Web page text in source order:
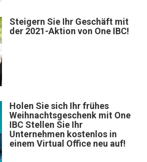
Steigern Sie Ihr Geschäft mit
der 2021-Aktion von One IBC!
Holen Sie sich Ihr frühes
Weihnachtsgeschenk mit One
IBC Stellen Sie Ihr
Unternehmen kostenlos in
einem Virtual Office neu auf!